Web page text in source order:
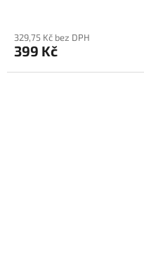
329,75 Kč bez DPH
399 Kč